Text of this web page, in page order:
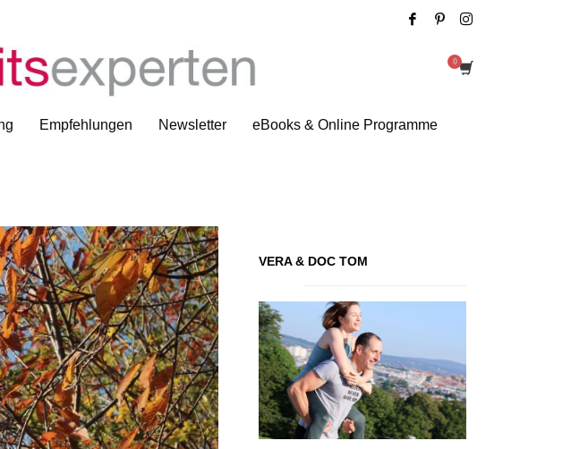
Empfehlungen Newsletter eBooks & Online Programme
Tag: Personal Training
VERA & DOC TOM